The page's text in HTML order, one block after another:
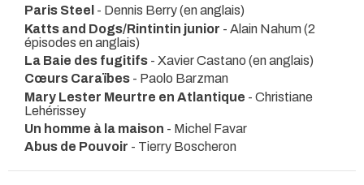
Paris Steel - Dennis Berry (en anglais)
Katts and Dogs/Rintintin junior - Alain Nahum (2
épisodes en anglais)
La Baie des fugitifs - Xavier Castano (en anglais)
Cœurs Caraïbes - Paolo Barzman
Mary Lester Meurtre en Atlantique - Christiane
Lehérissey
Un homme à la maison - Michel Favar
Abus de Pouvoir - Tierry Boscheron